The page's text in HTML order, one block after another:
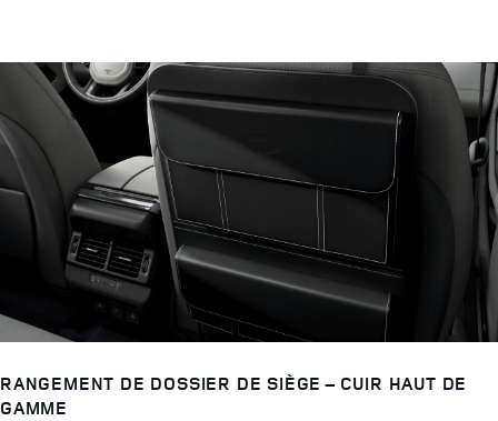
RANGEMENT DE DOSSIER DE SIÈGE – CUIR HAUT DE
GAMME